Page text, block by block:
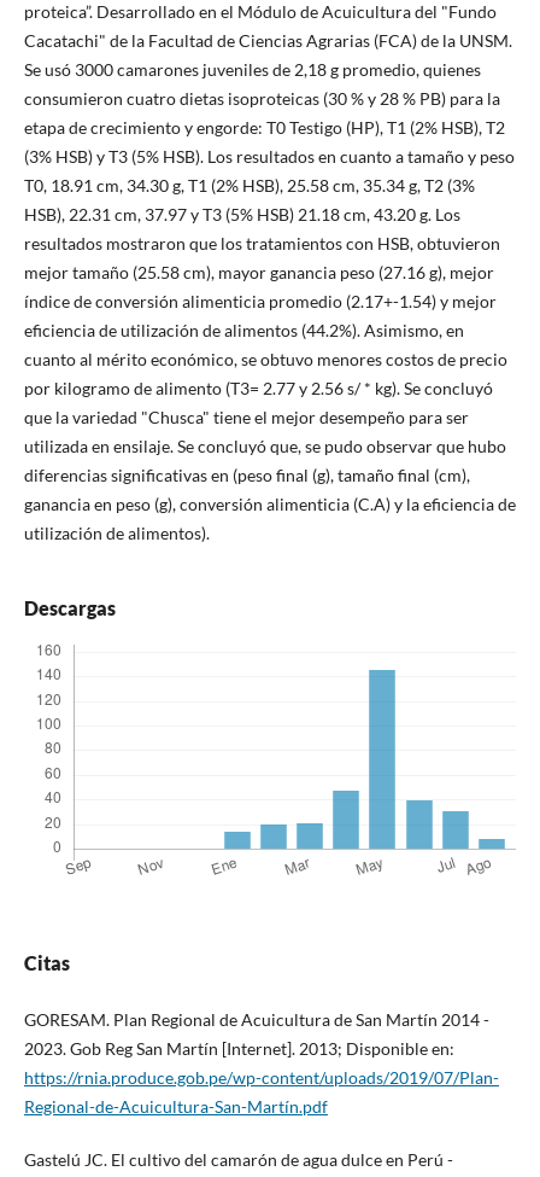
proteica”. Desarrollado en el Módulo de Acuicultura del "Fundo
Cacatachi" de la Facultad de Ciencias Agrarias (FCA) de la UNSM.
Se usó 3000 camarones juveniles de 2,18 g promedio, quienes
consumieron cuatro dietas isoproteicas (30 % y 28 % PB) para la
etapa de crecimiento y engorde: T0 Testigo (HP), T1 (2% HSB), T2
(3% HSB) y T3 (5% HSB). Los resultados en cuanto a tamaño y peso
T0, 18.91 cm, 34.30 g, T1 (2% HSB), 25.58 cm, 35.34 g, T2 (3%
HSB), 22.31 cm, 37.97 y T3 (5% HSB) 21.18 cm, 43.20 g. Los
resultados mostraron que los tratamientos con HSB, obtuvieron
mejor tamaño (25.58 cm), mayor ganancia peso (27.16 g), mejor
índice de conversión alimenticia promedio (2.17+-1.54) y mejor
eficiencia de utilización de alimentos (44.2%). Asimismo, en
cuanto al mérito económico, se obtuvo menores costos de precio
por kilogramo de alimento (T3= 2.77 y 2.56 s/ * kg). Se concluyó
que la variedad "Chusca" tiene el mejor desempeño para ser
utilizada en ensilaje. Se concluyó que, se pudo observar que hubo
diferencias significativas en (peso final (g), tamaño final (cm),
ganancia en peso (g), conversión alimenticia (C.A) y la eficiencia de
utilización de alimentos).
Descargas
Citas
GORESAM. Plan Regional de Acuicultura de San Martín 2014 -
2023. Gob Reg San Martín [Internet]. 2013; Disponible en:
https://rnia.produce.gob.pe/wp-content/uploads/2019/07/Plan-
Regional-de-Acuicultura-San-Martín.pdf
Gastelú JC. El cultivo del camarón de agua dulce en Perú -